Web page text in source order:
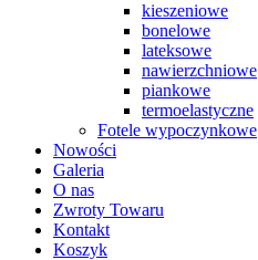
kieszeniowe
bonelowe
lateksowe
nawierzchniowe
piankowe
termoelastyczne
Fotele wypoczynkowe
Nowości
Galeria
O nas
Zwroty Towaru
Kontakt
Koszyk